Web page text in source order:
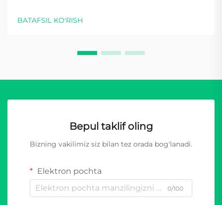
BATAFSIL KO'RISH
Bepul taklif oling
Bizning vakilimiz siz bilan tez orada bog'lanadi.
Elektron pochta
0/100